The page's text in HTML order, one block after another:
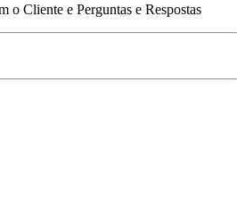
o Cliente e Perguntas e Respostas